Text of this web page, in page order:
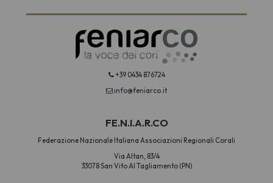
+39 0434 876724
info@feniarco.it
FE.N.I.A.R.CO
Federazione Nazionale Italiana Associazioni Regionali Corali
Via Altan, 83/4
33078 San Vito Al Tagliamento (PN)